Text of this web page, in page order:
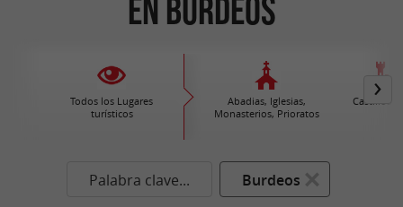
en Burdeos
Todos los Lugares
turísticos
Abadias, Iglesias,
Monasterios, Prioratos
Castillos /
Palabra clave... Burdeos